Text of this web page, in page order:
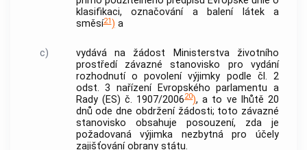
klasifikaci, označování a balení látek a
směsí21) a
c)
vydává na žádost Ministerstva životního
prostředí závazné stanovisko pro vydání
rozhodnutí o povolení výjimky podle čl. 2
odst. 3 nařízení Evropského parlamentu a
Rady (ES) č. 1907/200620), a to ve lhůtě 20
dnů ode dne obdržení žádosti; toto závazné
stanovisko obsahuje posouzení, zda je
požadovaná výjimka nezbytná pro účely
zajišťování obrany státu.